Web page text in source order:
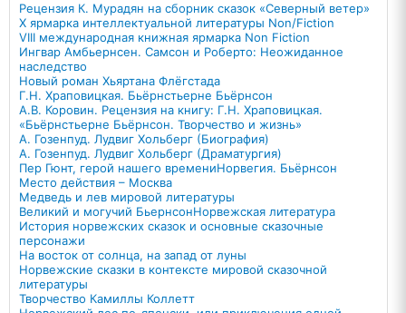
Рецензия К. Мурадян на сборник сказок «Северный ветер»
X ярмарка интеллектуальной литературы Non/Fiction
VIII международная книжная ярмарка Non Fiction
Ингвар Амбьернсен. Самсон и Роберто: Неожиданное
наследство
Новый роман Хьяртана Флёгстада
Г.Н. Храповицкая. Бьёрнстьерне Бьёрнсон
А.В. Коровин. Рецензия на книгу: Г.Н. Храповицкая.
«Бьёрнстьерне Бьёрнсон. Творчество и жизнь»
А. Гозенпуд. Лудвиг Хольберг (Биография)
А. Гозенпуд. Лудвиг Хольберг (Драматургия)
Пер Гюнт, герой нашего времениНорвегия. Бьёрнсон
Место действия – Москва
Медведь и лев мировой литературы
Великий и могучий БьернсонНорвежская литература
История норвежских сказок и основные сказочные
персонажи
На восток от солнца, на запад от луны
Норвежские сказки в контексте мировой сказочной
литературы
Творчество Камиллы Коллетт